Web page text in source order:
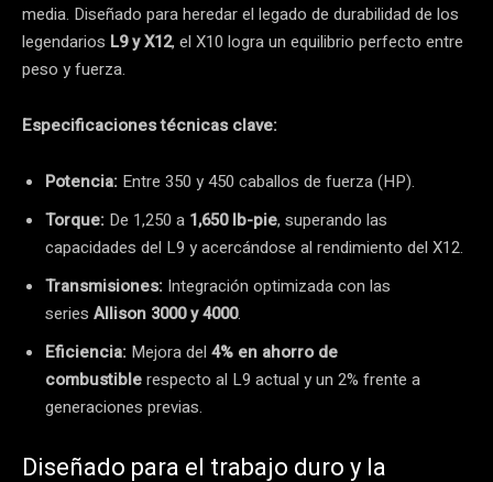
media. Diseñado para heredar el legado de durabilidad de los
legendarios L9 y X12, el X10 logra un equilibrio perfecto entre
peso y fuerza.
Especificaciones técnicas clave:
Potencia: Entre 350 y 450 caballos de fuerza (HP).
Torque: De 1,250 a 1,650 lb-pie, superando las
capacidades del L9 y acercándose al rendimiento del X12.
Transmisiones: Integración optimizada con las
series Allison 3000 y 4000.
Eficiencia: Mejora del 4% en ahorro de
combustiblerespecto al L9 actual y un 2% frente a
generaciones previas.
Diseñado para el trabajo duro y la